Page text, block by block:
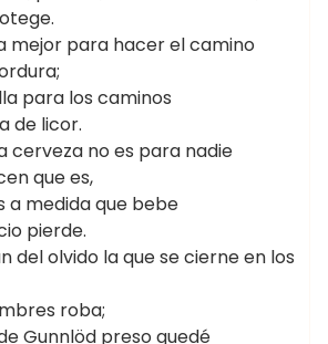
mejor para hacer el camino
para los caminos
de licor.
cerveza no es para nadie
que es,
a medida que bebe
pierde.
del olvido la que se cierne en los
roba;
Gunnlöd preso quedé